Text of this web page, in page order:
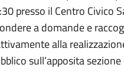
presso il Centro Civico
a domande e
alla
sull’apposita